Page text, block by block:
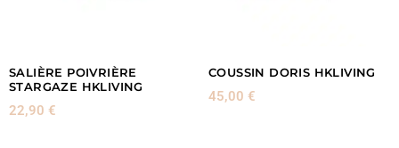
SALIÈRE POIVRIÈRE
STARGAZE HKLIVING
22,90 €
COUSSIN DORIS HKLIVING
45,00 €